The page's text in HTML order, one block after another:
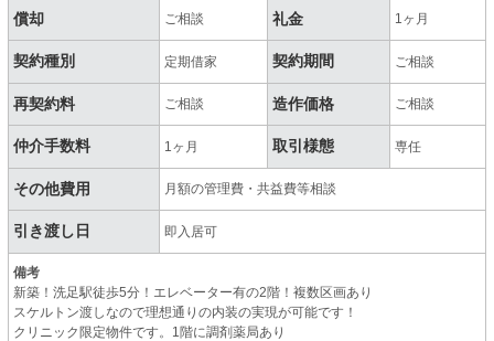
償却 ご相談 礼金 1ヶ月
契約種別 定期借家 契約期間 ご相談
再契約料 ご相談 造作価格 ご相談
仲介手数料 1ヶ月 取引様態 専任
その他費用 月額の管理費・共益費等相談
引き渡し日 即入居可
備考
新築！洗足駅徒歩5分！エレベーター有の2階！複数区画あり
スケルトン渡しなので理想通りの内装の実現が可能です！
クリニック限定物件です。1階に調剤薬局あり